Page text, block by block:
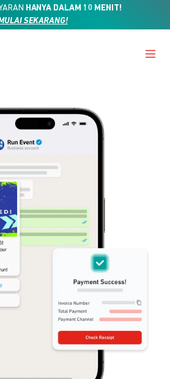
HANYA DALAM 10 MENIT!
SEKARANG!